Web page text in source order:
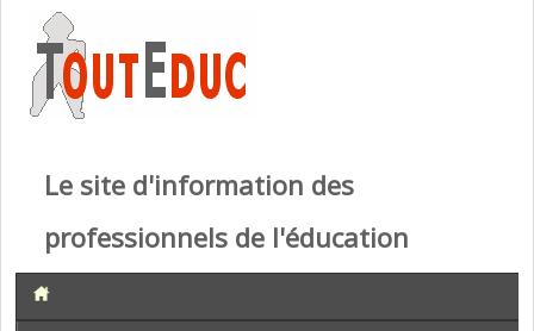
Le site d'information des
professionnels de l'éducation